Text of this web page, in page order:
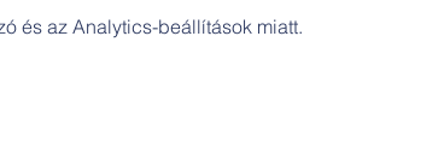
és az Analytics-beállítások miatt.